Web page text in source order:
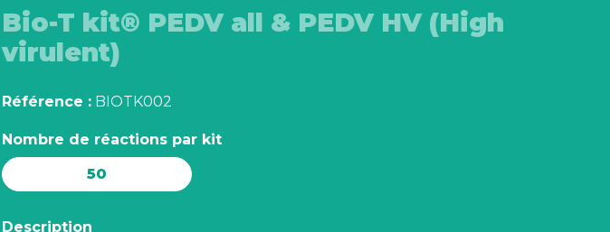
Bio-T kit® PEDV all & PEDV HV (High
virulent)
Référence : BIOTK002
Nombre de réactions par kit
50
Description